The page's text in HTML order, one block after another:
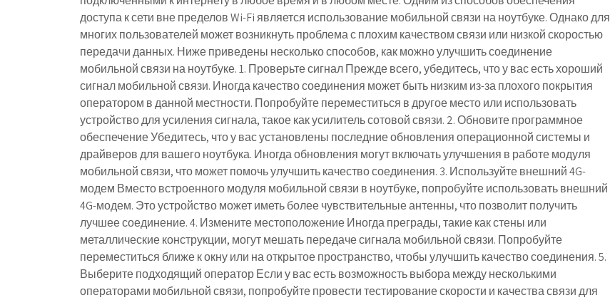
доступа к сети вне пределов Wi-Fi является использование мобильной связи на ноутбуке. Однако для
многих пользователей может возникнуть проблема с плохим качеством связи или низкой скоростью
передачи данных. Ниже приведены несколько способов, как можно улучшить соединение
мобильной связи на ноутбуке. 1. Проверьте сигнал Прежде всего, убедитесь, что у вас есть хороший
сигнал мобильной связи. Иногда качество соединения может быть низким из-за плохого покрытия
оператором в данной местности. Попробуйте переместиться в другое место или использовать
устройство для усиления сигнала, такое как усилитель сотовой связи. 2. Обновите программное
обеспечение Убедитесь, что у вас установлены последние обновления операционной системы и
драйверов для вашего ноутбука. Иногда обновления могут включать улучшения в работе модуля
мобильной связи, что может помочь улучшить качество соединения. 3. Используйте внешний 4G-
модем Вместо встроенного модуля мобильной связи в ноутбуке, попробуйте использовать внешний
4G-модем. Это устройство может иметь более чувствительные антенны, что позволит получить
лучшее соединение. 4. Измените местоположение Иногда преграды, такие как стены или
металлические конструкции, могут мешать передаче сигнала мобильной связи. Попробуйте
переместиться ближе к окну или на открытое пространство, чтобы улучшить качество соединения. 5.
Выберите подходящий оператор Если у вас есть возможность выбора между несколькими
операторами мобильной связи, попробуйте провести тестирование скорости и качества связи для